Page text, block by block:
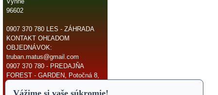
96602
0907 370 780 LES - ZÁHRADA
KONTAKT OHĽADOM
OBJEDNÁVOK:
truban.matus@gmail.com
0907 370 780 - PREDAJŇA
FOREST - GARDEN, Potočná 8,